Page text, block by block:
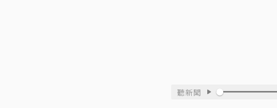
聽新聞